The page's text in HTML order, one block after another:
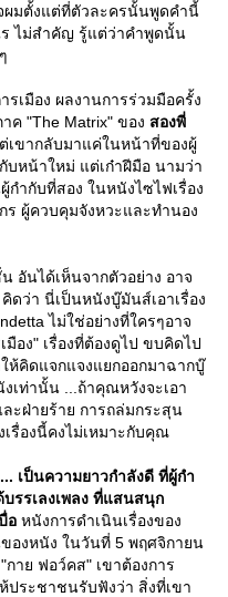
ผมตั้งแต่ที่ตัวละครนั้นพูดคำนี้
ร ไม่สำคัญ รู้แต่ว่าคำพูดนั้น
รเมือง ผลงานการร่วมมือครั้ง
ค "The Matrix" ของ สองพี่
ต่เขากลับมาแค่ในหน้าที่ของผู้
บหน้าใหม่ แต่เก๋าฝีมือ นามว่า
กำกับที่สอง ในหนังไซไฟเรื่อง
ผู้ควบคุมจังหวะและทำนอง
อันได้เห็นจากตัวอย่าง อาจ
ว่า นี่เป็นหนังบู๊มันส์เอาเรื่อง
ไม่ใช่อย่างที่ใครๆอาจ
อง" เรื่องที่ต้องดูไป ขบคิดไป
ห้คิดแจกแจงแยกออกมาฉากบู๊
เท่านั้น ...ถ้าคุณหวังจะเอา
ะฝ่ายร้าย การถล่มกระสุน
รื่องนี้คงไม่เหมาะกับคุณ
เป็นความยาวกำลังดี ที่ผู้กำ
รรเลงเพลง ที่แสนสนุก
อ หนังการดำเนินเรื่องของ
องหนัง ในวันที่ 5 พฤศจิกายน
าย ฟอว์คส" เขาต้องการ
ประชาชนรับฟังว่า สิ่งที่เขา